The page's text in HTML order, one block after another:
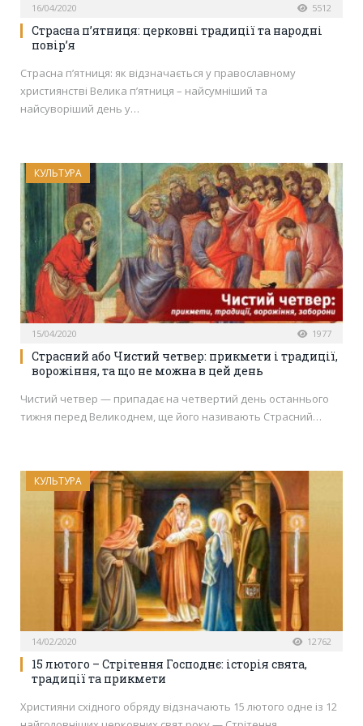
16/04/2020 5512
Страсна п’ятниця: церковні традиції та народні
повір’я
Страсна п’ятниця: як відзначається у православному
християнстві Велика п’ятниця – найсумніший та
найсуворіший день у…
КУЛЬТУРА
15/04/2020 1977
Страсний або Чистий четвер: прикмети і традиції,
ворожіння, та що не можна в цей день
Чистий четвер — припадає на четвертий день останнього
тижня перед Великоднем, ще його називають Страсний…
КУЛЬТУРА
14/02/2020 12762
15 лютого – Стрітення Господнє: історія свята,
традиції та прикмети
Християни східного обряду відзначають 15 лютого одне із 12